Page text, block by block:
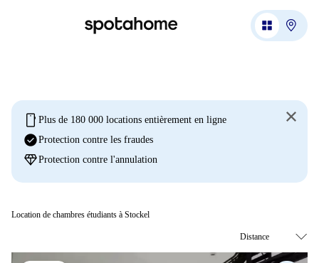
mobile Plus de 180 000 locations entièrement en ligne
check_circleProtection contre les fraudes
diamondProtection contre l'annulation
Location de chambres étudiants à Stockel